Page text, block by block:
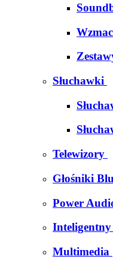
Słuchawki
Telewizory
Głośniki
Power
Multimedia